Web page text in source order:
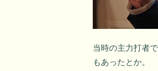
当時の主力打者
もあったとか。